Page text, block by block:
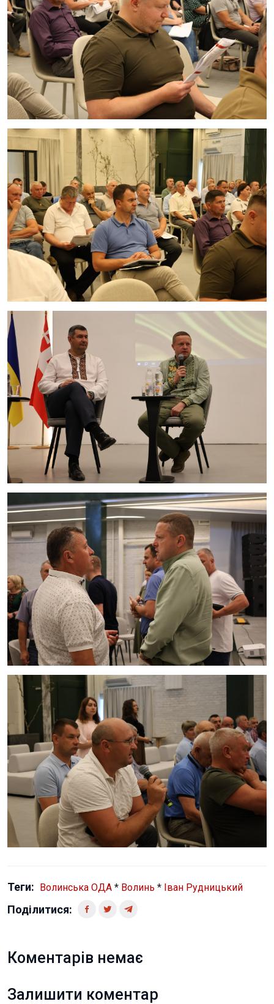
Теги: Волинська ОДА * Волинь * Іван Рудницький
Поділитися:
Коментарів немає
Залишити коментар